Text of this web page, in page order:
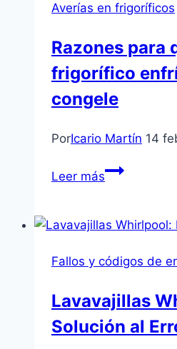
y
Averías en frigoríficos
Razones para
frigorífico
congele
PorIcario Martín 14
Leer másRazones
tu
enfríe
no
congele
Fallos y códigos de
Lavavajillas
Solución al